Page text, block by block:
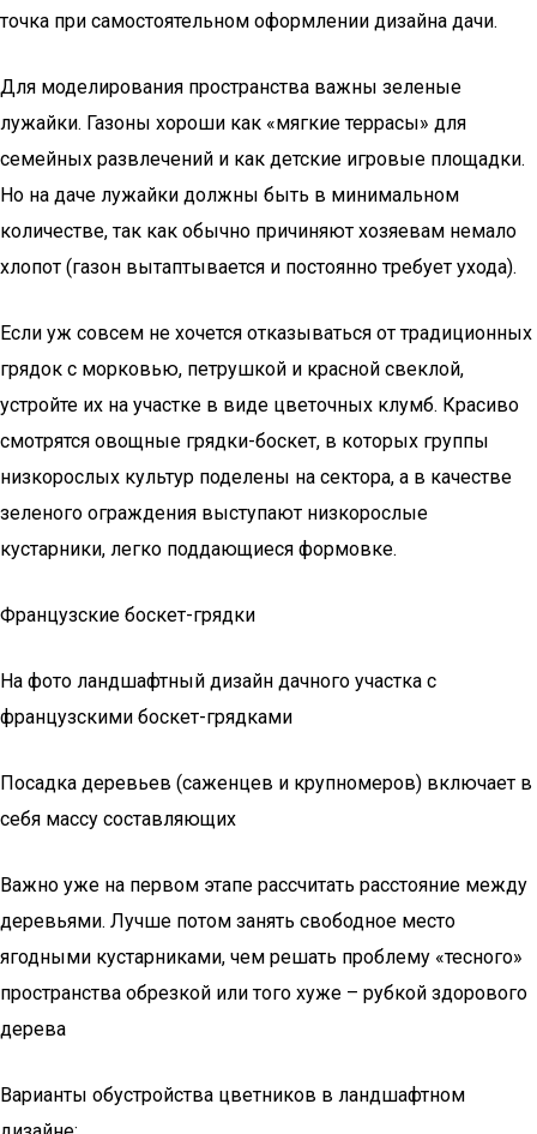
точка при самостоятельном оформлении дизайна дачи.
Для моделирования пространства важны зеленые
лужайки. Газоны хороши как «мягкие террасы» для
семейных развлечений и как детские игровые площадки.
Но на даче лужайки должны быть в минимальном
количестве, так как обычно причиняют хозяевам немало
хлопот (газон вытаптывается и постоянно требует ухода).
Если уж совсем не хочется отказываться от традиционных
грядок с морковью, петрушкой и красной свеклой,
устройте их на участке в виде цветочных клумб. Красиво
смотрятся овощные грядки-боскет, в которых группы
низкорослых культур поделены на сектора, а в качестве
зеленого ограждения выступают низкорослые
кустарники, легко поддающиеся формовке.
Французские боскет-грядки
На фото ландшафтный дизайн дачного участка с
французскими боскет-грядками
Посадка деревьев (саженцев и крупномеров) включает в
себя массу составляющих
Важно уже на первом этапе рассчитать расстояние между
деревьями. Лучше потом занять свободное место
ягодными кустарниками, чем решать проблему «тесного»
пространства обрезкой или того хуже – рубкой здорового
дерева
Варианты обустройства цветников в ландшафтном